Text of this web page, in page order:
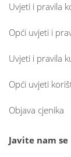
Uvjeti i pravila
Opći uvjeti i
Uvjeti i pravila
Opći uvjeti
Objava cjenika
Javite nam se